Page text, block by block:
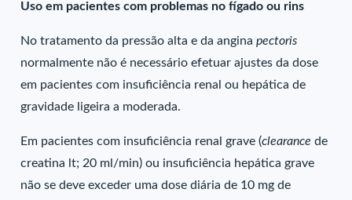
Uso em pacientes com problemas no fígado ou rins
No tratamento da pressão alta e da anginapectoris
normalmente não é necessário efetuar ajustes da dose
em pacientes com insuficiência renal ou hepática de
gravidade ligeira a moderada.
Em pacientes com insuficiência renal grave (clearancede
creatina lt; 20 ml/min) ou insuficiência hepática grave
não se deve exceder uma dose diária de 10 mg de